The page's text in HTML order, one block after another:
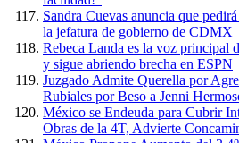
Sandra Cuevas anuncia que
la jefatura de gobierno de CDMX
Rebeca Landa es la voz principal
y sigue abriendo brecha en ESPN
Juzgado Admite Querella por
Rubiales por Beso a Jenni
México se Endeuda para Cubrir
Obras de la 4T, Advierte